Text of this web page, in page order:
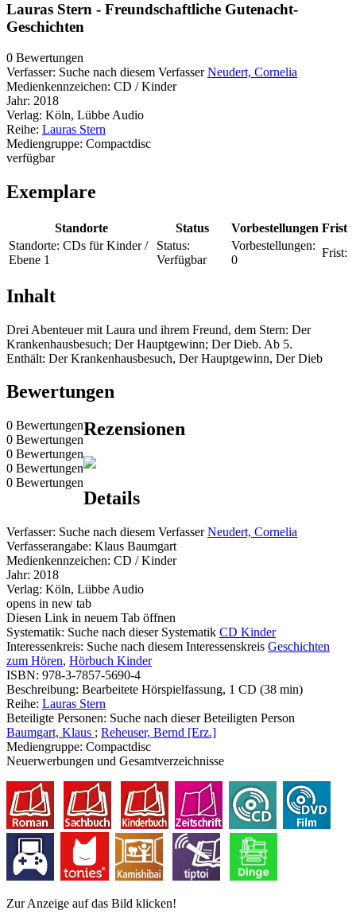
Lauras Stern - Freundschaftliche Gutenacht-
Geschichten
0 Bewertungen
Verfasser: Suche nach diesem Verfasser Neudert, Cornelia
Medienkennzeichen: CD / Kinder
Jahr: 2018
Verlag: Köln, Lübbe Audio
Reihe: Lauras Stern
Mediengruppe: Compactdisc
verfügbar
Exemplare
Standorte Status Vorbestellungen Frist
Standorte: CDs für Kinder /
Ebene 1
Status:
Verfügbar
Vorbestellungen:
0
Frist:
Inhalt
Drei Abenteuer mit Laura und ihrem Freund, dem Stern: Der
Krankenhausbesuch; Der Hauptgewinn; Der Dieb. Ab 5.
Enthält: Der Krankenhausbesuch, Der Hauptgewinn, Der Dieb
Bewertungen
0 Bewertungen
0 Bewertungen
0 Bewertungen
0 Bewertungen
0 Bewertungen
Rezensionen
Details
Verfasser: Suche nach diesem Verfasser Neudert, Cornelia
Verfasserangabe: Klaus Baumgart
Medienkennzeichen: CD / Kinder
Jahr: 2018
Verlag: Köln, Lübbe Audio
opens in new tab
Diesen Link in neuem Tab öffnen
Systematik: Suche nach dieser Systematik CD Kinder
Interessenkreis: Suche nach diesem Interessenskreis Geschichten
zum Hören, Hörbuch Kinder
ISBN: 978-3-7857-5690-4
Beschreibung: Bearbeitete Hörspielfassung, 1 CD (38 min)
Reihe: Lauras Stern
Beteiligte Personen: Suche nach dieser Beteiligten Person
Baumgart, Klaus ; Reheuser, Bernd [Erz.]
Mediengruppe: Compactdisc
Neuerwerbungen und Gesamtverzeichnisse
Zur Anzeige auf das Bild klicken!